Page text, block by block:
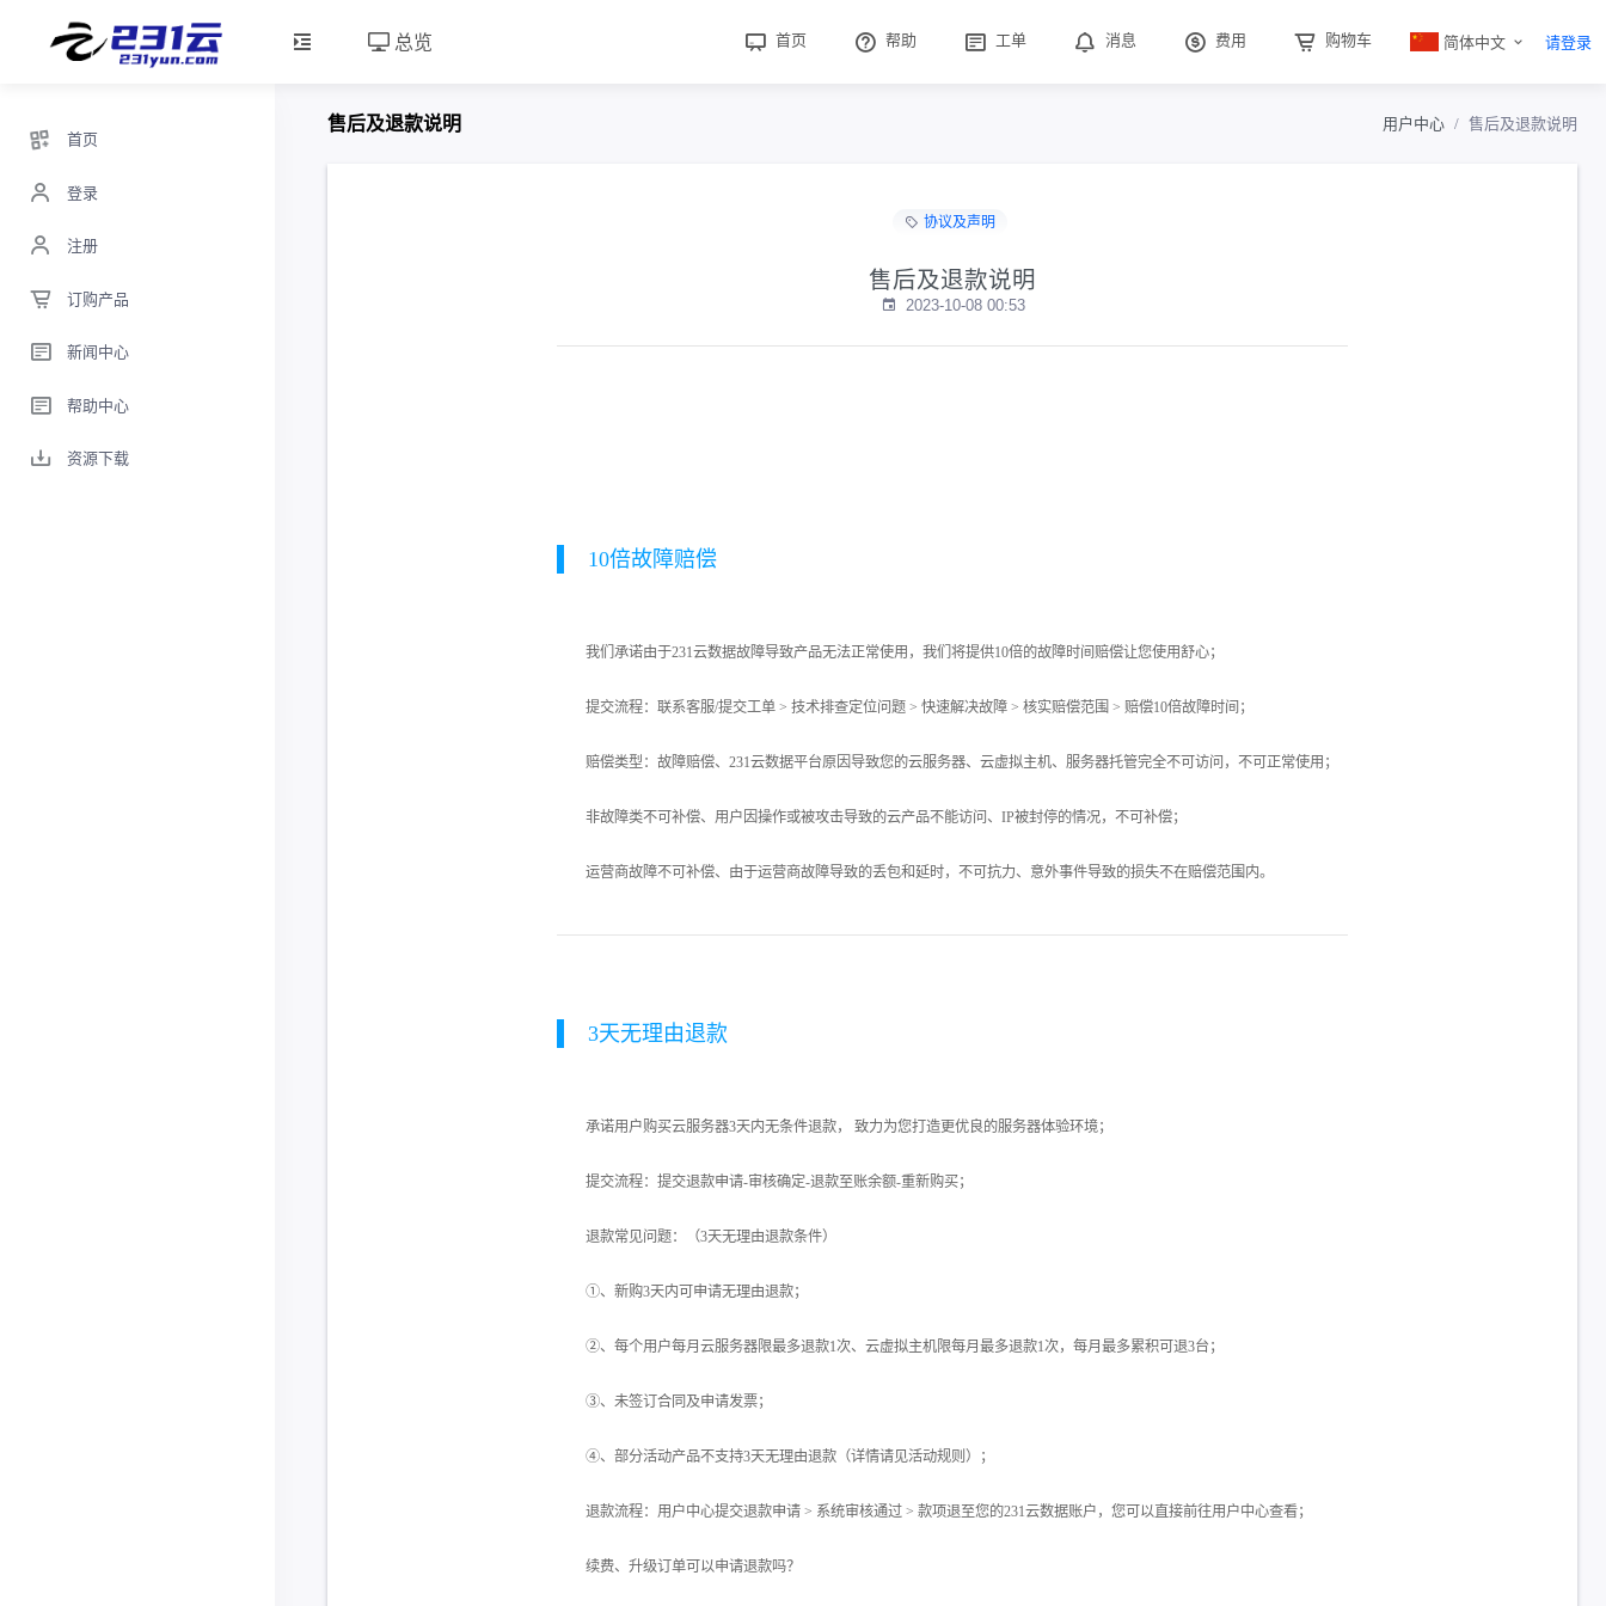
总览 首页 帮助 工单 消息 费用 购物车 简体中文 请登录
首页
登录
注册
订购产品
新闻中心
帮助中心
资源下载
售后及退款说明 用户中心 售后及退款说明
协议及声明
售后及退款说明
2023-10-08 00:53
10倍故障赔偿
我们承诺由于231云数据故障导致产品无法正常使用，我们将提供10倍的故障时间赔偿让您使用舒心；
提交流程：联系客服/提交工单 > 技术排查定位问题 > 快速解决故障 > 核实赔偿范围 > 赔偿10倍故障时间；
赔偿类型：故障赔偿、231云数据平台原因导致您的云服务器、云虚拟主机、服务器托管完全不可访问，不可正常使用；
非故障类不可补偿、用户因操作或被攻击导致的云产品不能访问、IP被封停的情况，不可补偿；
运营商故障不可补偿、由于运营商故障导致的丢包和延时，不可抗力、意外事件导致的损失不在赔偿范围内。
3天无理由退款
承诺用户购买云服务器3天内无条件退款， 致力为您打造更优良的服务器体验环境；
提交流程：提交退款申请-审核确定-退款至账余额-重新购买；
退款常见问题：（3天无理由退款条件）
①、新购3天内可申请无理由退款；
②、每个用户每月云服务器限最多退款1次、云虚拟主机限每月最多退款1次，每月最多累积可退3台；
③、未签订合同及申请发票；
④、部分活动产品不支持3天无理由退款（详情请见活动规则）；
退款流程：用户中心提交退款申请 > 系统审核通过 > 款项退至您的231云数据账户，您可以直接前往用户中心查看；
续费、升级订单可以申请退款吗？